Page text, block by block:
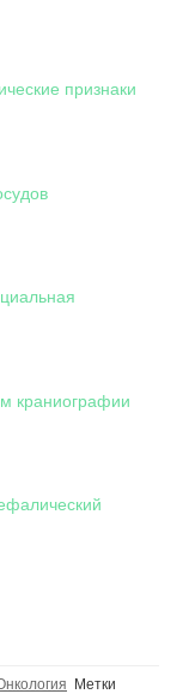
признаки
краниографии
Метки